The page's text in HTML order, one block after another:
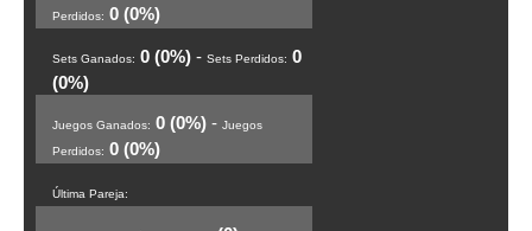
Perdidos: 0 (0%)
Sets Ganados: 0 (0%) - Sets Perdidos: 0
(0%)
Juegos Ganados: 0 (0%) - Juegos
Perdidos: 0 (0%)
Última Pareja: